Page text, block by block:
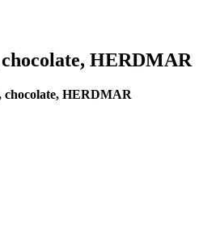
HERDMAR
chocolate, HERDMAR